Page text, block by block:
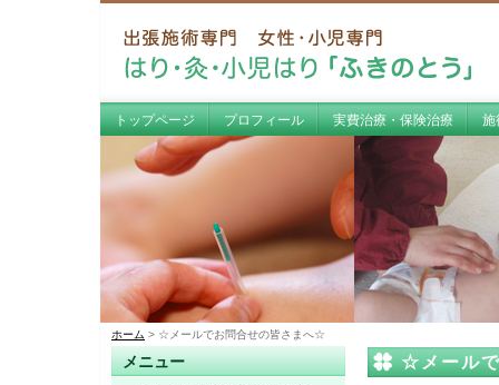
トップページ プロフィール 実費治療・保険治療 施
ホーム > ☆メールでお問合せの皆さまへ☆
☆メール
メニュー